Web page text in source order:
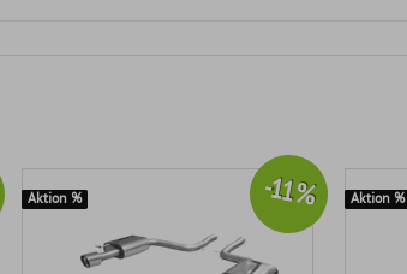
-11 %
Aktion % Aktion %